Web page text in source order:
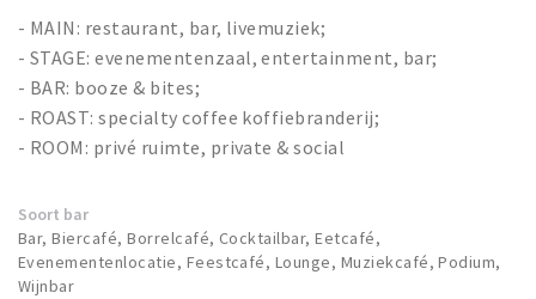
- MAIN: restaurant, bar, livemuziek;
- STAGE: evenementenzaal, entertainment, bar;
- BAR: booze & bites;
- ROAST: specialty coffee koffiebranderij;
- ROOM: privé ruimte, private & social
Soort bar
Bar, Biercafé, Borrelcafé, Cocktailbar, Eetcafé,
Evenementenlocatie, Feestcafé, Lounge, Muziekcafé, Podium,
Wijnbar